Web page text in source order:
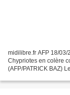
midilibre.fr AFP 18/
Chypriotes en colère
(AFP/PATRICK BAZ)